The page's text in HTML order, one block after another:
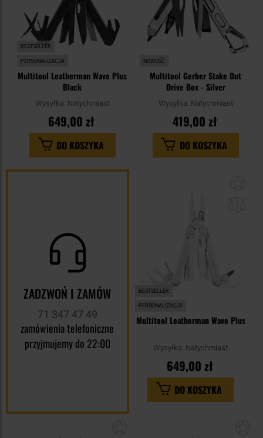
BESTSELLER
PERSONALIZACJA
Multitool Leatherman Wave Plus
Black
Wysyłka: Natychmiast
649,00 zł
DO KOSZYKA
NOWOŚĆ
Multitool Gerber Stake Out
Drive Box - Silver
Wysyłka: Natychmiast
419,00 zł
DO KOSZYKA
ZADZWOŃ I ZAMÓW
71 347 47 49
zamówienia telefoniczne
przyjmujemy do 22:00
BESTSELLER
PERSONALIZACJA
Multitool Leatherman Wave Plus
Wysyłka: Natychmiast
649,00 zł
DO KOSZYKA